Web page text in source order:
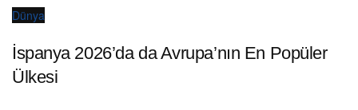
Dünya
İspanya 2026’da da Avrupa’nın En Popüler
Ülkesi